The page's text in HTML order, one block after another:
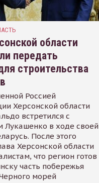
области
передать
строительства
Россией
Херсонской области
встретился с
Лукашенко в ходе своей
После этого
Херсонской области
что регион готов
часть побережья
морей